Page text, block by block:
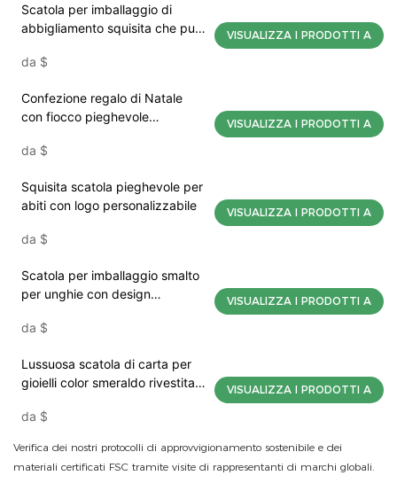
Scatola per imballaggio di
abbigliamento squisita che può
di logo
da $
VISUALIZZA I PRODOTTI A
Confezione regalo di Natale
con fiocco pieghevole
magnetica personalizzabile
da $
VISUALIZZA I PRODOTTI A
Squisita scatola pieghevole per
abiti con logo personalizzabile
da $
VISUALIZZA I PRODOTTI A
Scatola per imballaggio smalto
per unghie con design
personalizzabile
da $
VISUALIZZA I PRODOTTI A
Lussuosa scatola di carta per
gioielli color smeraldo rivestita
da $
VISUALIZZA I PRODOTTI A
Verifica dei nostri protocolli di approvvigionamento sostenibile e dei
materiali certificati FSC tramite visite di rappresentanti di marchi globali.